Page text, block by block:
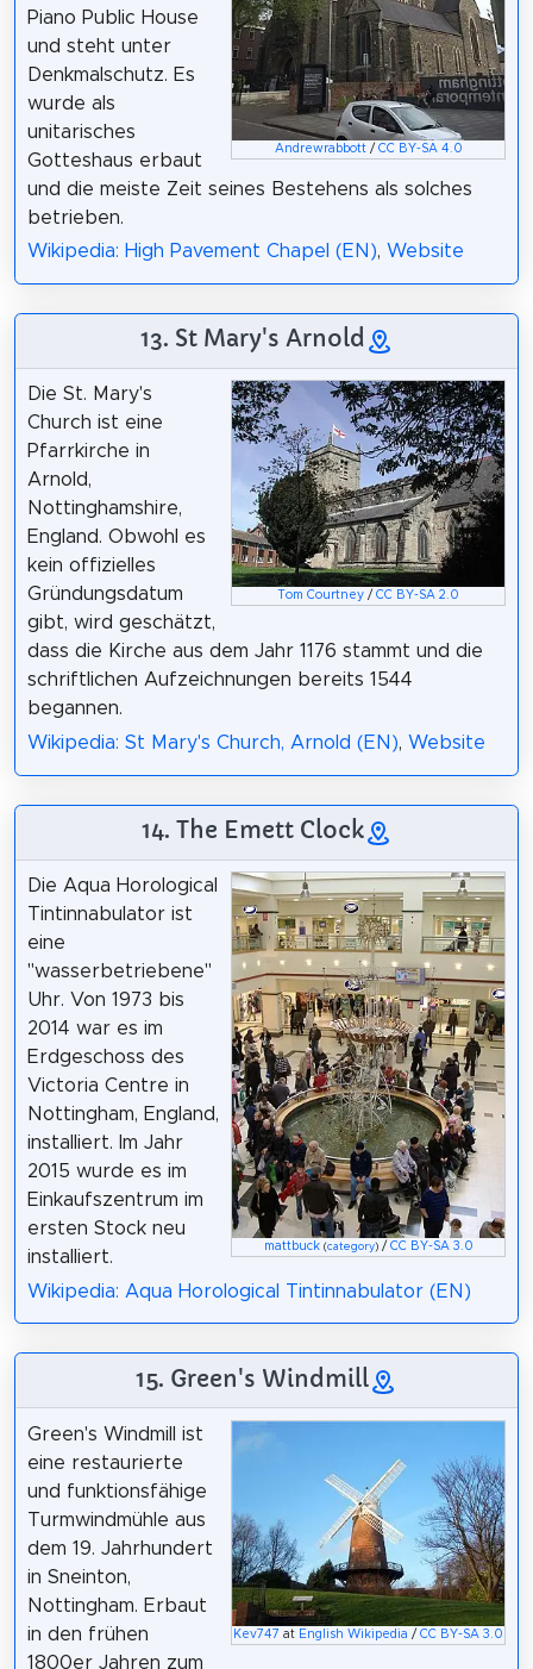
Andrewrabbott/ CC BY-SA 4.0
Piano Public House
und steht unter
Denkmalschutz. Es
wurde als
unitarisches
Gotteshaus erbaut
und die meiste Zeit seines Bestehens als solches
betrieben.
Wikipedia: High Pavement Chapel (EN), Website
13. St Mary's Arnold
Tom Courtney /CC BY-SA 2.0
Die St. Mary's
Church ist eine
Pfarrkirche in
Arnold,
Nottinghamshire,
England. Obwohl es
kein offizielles
Gründungsdatum
gibt, wird geschätzt,
dass die Kirche aus dem Jahr 1176 stammt und die
schriftlichen Aufzeichnungen bereits 1544
begannen.
Wikipedia: St Mary's Church, Arnold (EN), Website
14. The Emett Clock
mattbuck (category)/ CC BY-SA 3.0
Die Aqua Horological
Tintinnabulator ist
eine
"wasserbetriebene"
Uhr. Von 1973 bis
2014 war es im
Erdgeschoss des
Victoria Centre in
Nottingham, England,
installiert. Im Jahr
2015 wurde es im
Einkaufszentrum im
ersten Stock neu
installiert.
Wikipedia: Aqua Horological Tintinnabulator (EN)
15. Green's Windmill
Kev747 at English Wikipedia /CC BY-SA 3.0
Green's Windmill ist
eine restaurierte
und funktionsfähige
Turmwindmühle aus
dem 19. Jahrhundert
in Sneinton,
Nottingham. Erbaut
in den frühen
1800er Jahren zum